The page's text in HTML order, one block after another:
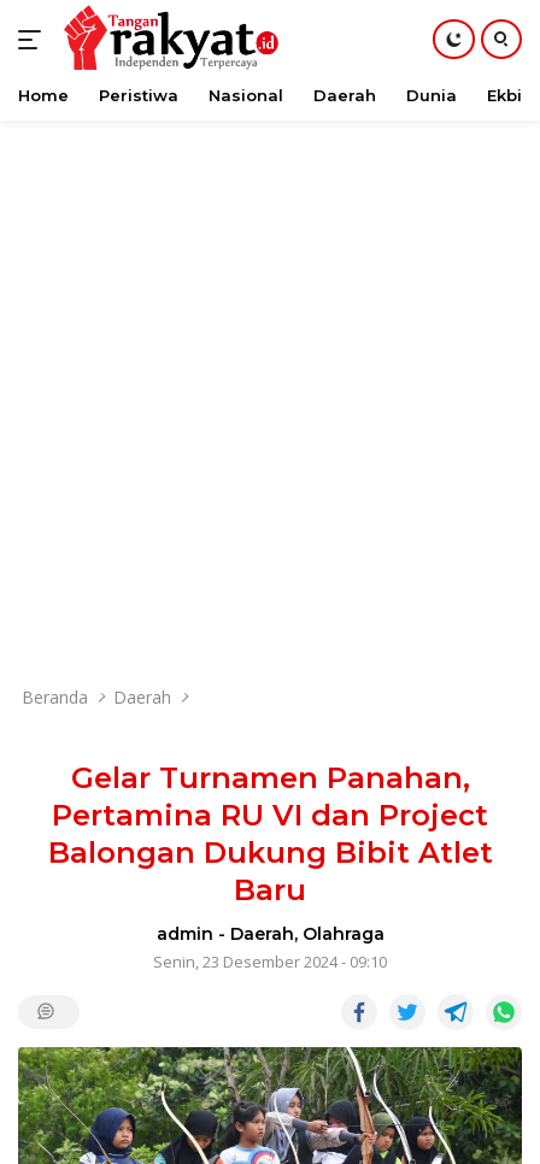
Langsung
Home Peristiwa Nasional Daerah Dunia Ekbis
Beranda Daerah
Gelar Turnamen Panahan,
Pertamina RU VI dan Project
Balongan Dukung Bibit Atlet
Baru
admin - Daerah, Olahraga
Senin, 23 Desember 2024 - 09:10